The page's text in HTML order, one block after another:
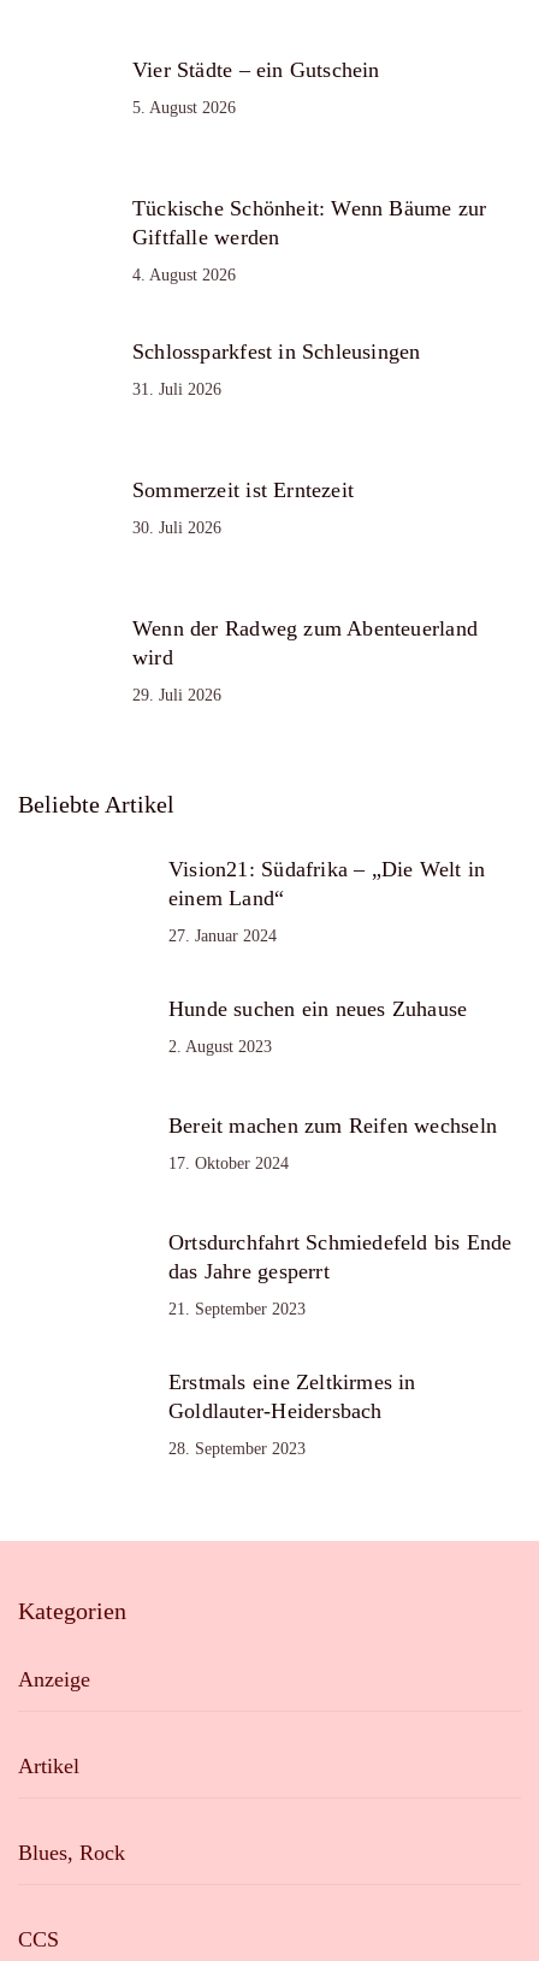
Vier Städte – ein Gutschein
5. August 2026
Tückische Schönheit: Wenn Bäume zur
Giftfalle werden
4. August 2026
Schlossparkfest in Schleusingen
31. Juli 2026
Sommerzeit ist Erntezeit
30. Juli 2026
Wenn der Radweg zum Abenteuerland
wird
29. Juli 2026
Beliebte Artikel
Vision21: Südafrika – „Die Welt in
einem Land“
27. Januar 2024
Hunde suchen ein neues Zuhause
2. August 2023
Bereit machen zum Reifen wechseln
17. Oktober 2024
Ortsdurchfahrt Schmiedefeld bis Ende
das Jahre gesperrt
21. September 2023
Erstmals eine Zeltkirmes in
Goldlauter-Heidersbach
28. September 2023
Kategorien
Anzeige
Artikel
Blues, Rock
CCS